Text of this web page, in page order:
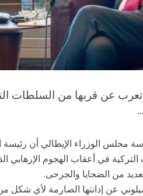
مجلس الوزراء الإيطالي أن رئيسة
في أعقاب الهجوم
من الضحايا والجرحى.
عن إدانتها الصارمة لأي شكل